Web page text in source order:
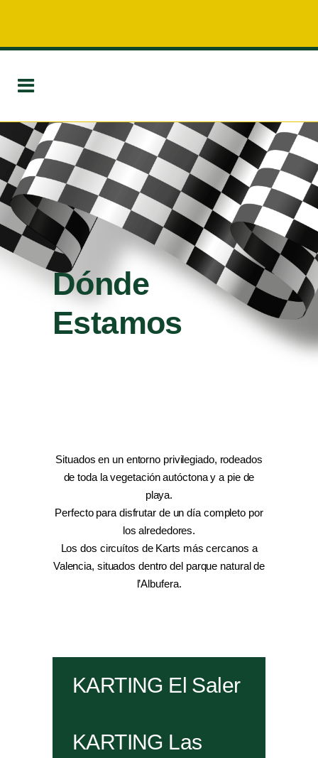
Dónde
Estamos
Situados en un entorno privilegiado, rodeados
de toda la vegetación autóctona y a pie de
playa.
Perfecto para disfrutar de un día completo por
los alrededores.
Los dos circuítos de Karts más cercanos a
Valencia, situados dentro del parque natural de
l’Albufera.
KARTING El Saler
KARTING Las